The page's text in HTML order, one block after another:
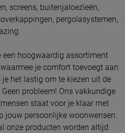
screens, buitenjaloezieën,
pergolasystemen,
een hoogwaardig assortiment
je comfort toevoegt aan
het lastig om te kiezen uit de
probleem! Ons vakkundige
staat voor je klaar met
jouw persoonlijke woonwensen.
onze producten worden altijd